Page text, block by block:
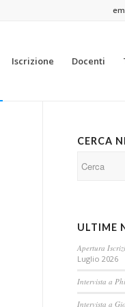
Iscrizione Docenti
CERCA
ULTIME
Apertura
Luglio 2026
Intervista a
Intervista a